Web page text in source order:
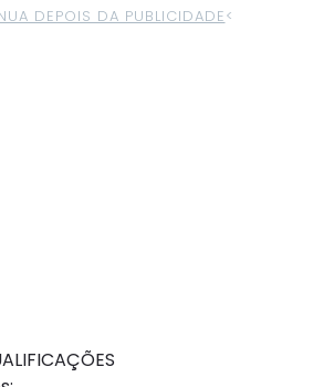
DEPOIS DA PUBLICIDADE<